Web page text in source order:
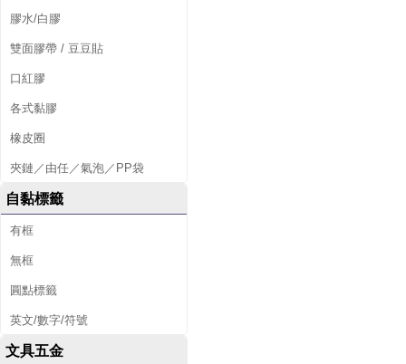
膠水/白膠
雙面膠帶 / 豆豆貼
口紅膠
各式黏膠
橡皮圈
夾鏈／由任／氣泡／PP袋
自黏標籤
有框
無框
圓點標籤
英文/數字/符號
文具五金